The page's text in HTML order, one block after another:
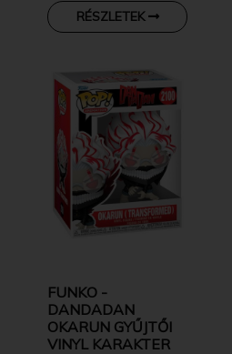
RÉSZLETEK
FUNKO -
DANDADAN
OKARUN GYŰJTŐI
VINYL KARAKTER